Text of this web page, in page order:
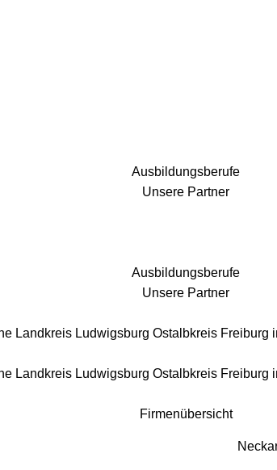
Ausbildungsberufe
Unsere Partner
Ausbildungsberufe
Unsere Partner
Landkreis Ludwigsburg Ostalbkreis Freiburg
Landkreis Ludwigsburg Ostalbkreis Freiburg
Firmenübersicht